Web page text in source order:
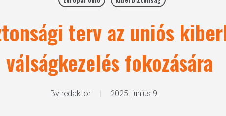
terv az uniós
válságkezelés fokozására
By redaktor 2025. június 9.